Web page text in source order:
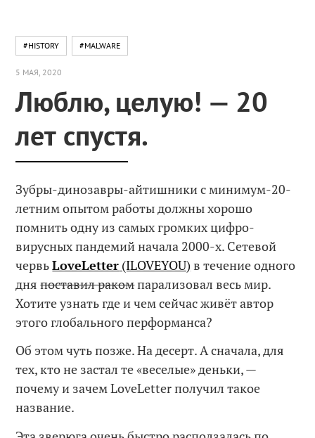
#HISTORY #MALWARE
5 МАЯ, 2020
Люблю, целую! — 20
лет спустя.
Зубры-динозавры-айтишники с минимум-20-
летним опытом работы должны хорошо
помнить одну из самых громких цифро-
вирусных пандемий начала 2000-х. Сетевой
червьLoveLetter (ILOVEYOU) в течение одного
дняпоставил ракомпарализовал весь мир.
Хотите узнать где и чем сейчас живёт автор
этого глобального перформанса?
Об этом чуть позже. На десерт. А сначала, для
тех, кто не застал те «веселые» деньки, —
почему и зачем LoveLetter получил такое
название.